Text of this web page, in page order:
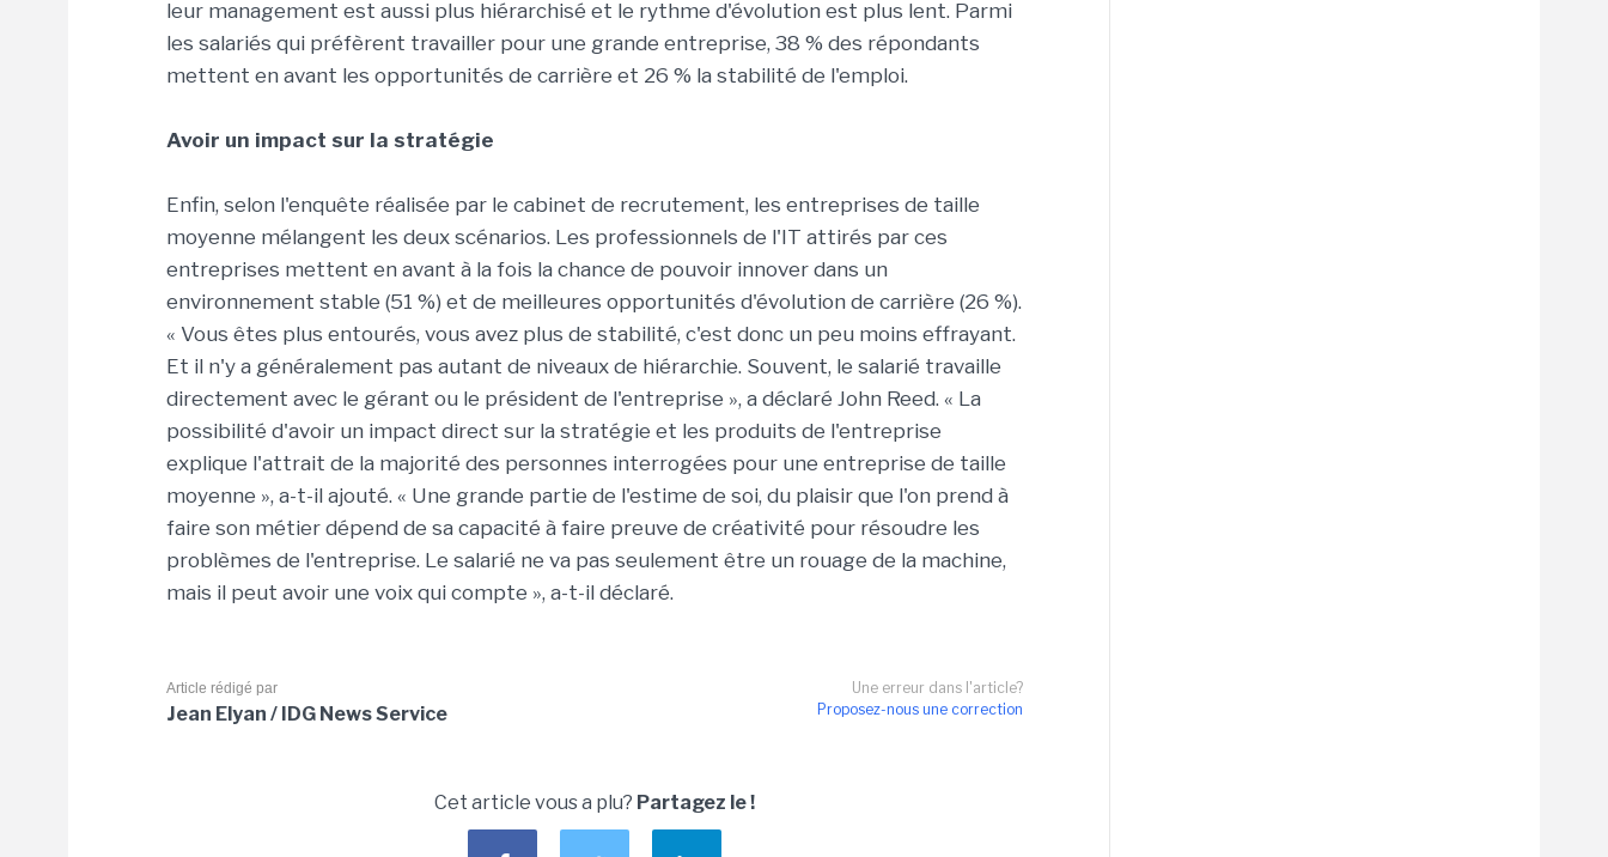
leur management est aussi plus hiérarchisé et le rythme d'évolution est plus lent. Parmi
les salariés qui préfèrent travailler pour une grande entreprise, 38 % des répondants
mettent en avant les opportunités de carrière et 26 % la stabilité de l'emploi.
Avoir un impact sur la stratégie
Enfin, selon l'enquête réalisée par le cabinet de recrutement, les entreprises de taille
moyenne mélangent les deux scénarios. Les professionnels de l'IT attirés par ces
entreprises mettent en avant à la fois la chance de pouvoir innover dans un
environnement stable (51 %) et de meilleures opportunités d'évolution de carrière (26 %).
« Vous êtes plus entourés, vous avez plus de stabilité, c'est donc un peu moins effrayant.
Et il n'y a généralement pas autant de niveaux de hiérarchie. Souvent, le salarié travaille
directement avec le gérant ou le président de l'entreprise », a déclaré John Reed. « La
possibilité d'avoir un impact direct sur la stratégie et les produits de l'entreprise
explique l'attrait de la majorité des personnes interrogées pour une entreprise de taille
moyenne », a-t-il ajouté. « Une grande partie de l'estime de soi, du plaisir que l'on prend à
faire son métier dépend de sa capacité à faire preuve de créativité pour résoudre les
problèmes de l'entreprise. Le salarié ne va pas seulement être un rouage de la machine,
mais il peut avoir une voix qui compte », a-t-il déclaré.
Une erreur dans l'article?
Proposez-nous une correction
Article rédigé par
Jean Elyan / IDG News Service
Cet article vous a plu? Partagez le !